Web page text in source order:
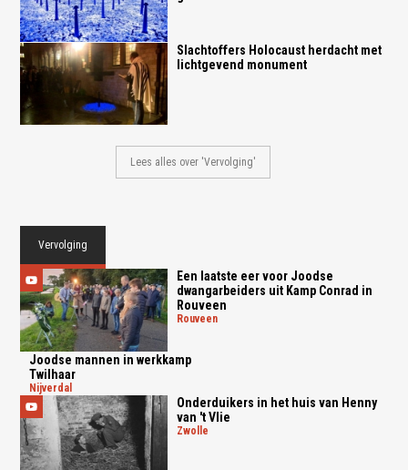
Slachtoffers Holocaust herdacht met
lichtgevend monument
Lees alles over 'Vervolging'
Vervolging
Een laatste eer voor Joodse
dwangarbeiders uit Kamp Conrad in
Rouveen
rouveen
Joodse mannen in werkkamp
Twilhaar
nijverdal
Onderduikers in het huis van Henny
van 't Vlie
zwolle